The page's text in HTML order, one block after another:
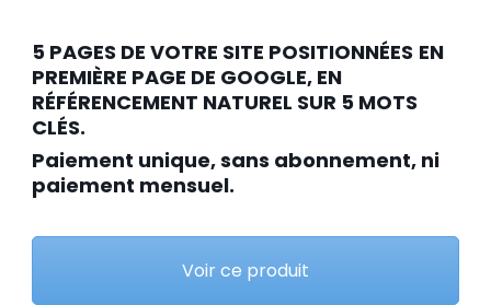
5 PAGES DE VOTRE SITE POSITIONNÉES EN
PREMIÈRE PAGE DE GOOGLE, EN
RÉFÉRENCEMENT NATUREL SUR 5 MOTS
CLÉS.
Paiement unique, sans abonnement, ni
paiement mensuel.
Voir ce produit